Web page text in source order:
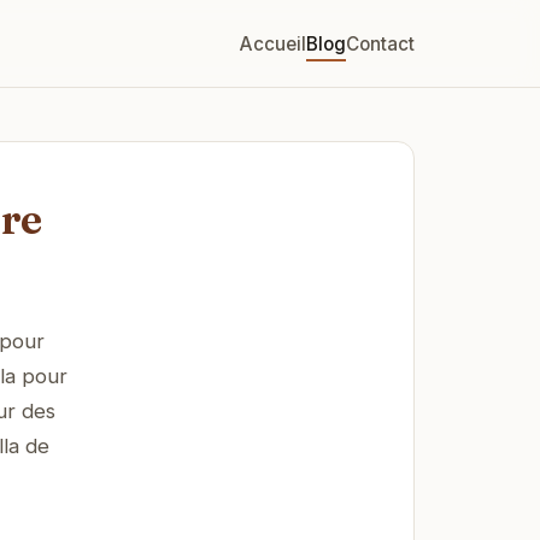
AccueilBlogContact
pour
des
de